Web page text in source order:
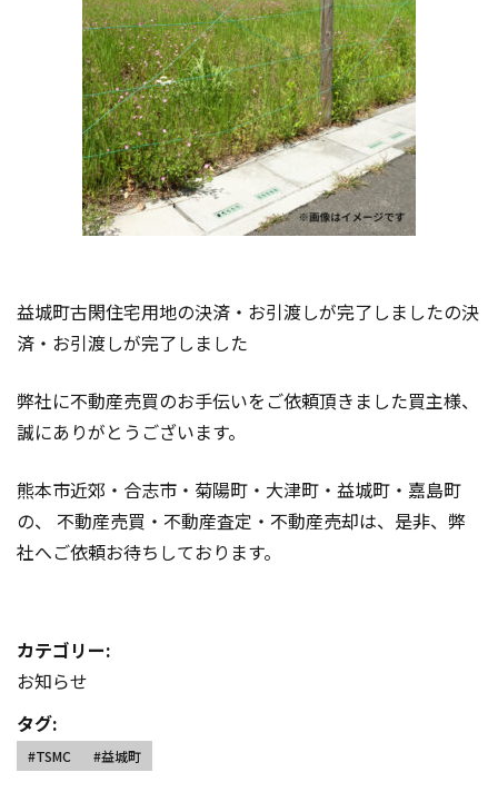
益城町古閑住宅用地の決済・お引渡しが完了しましたの決
済・お引渡しが完了しました
弊社に不動産売買のお手伝いをご依頼頂きました買主様、
誠にありがとうございます。
熊本市近郊・合志市・菊陽町・大津町・益城町・嘉島町
の、 不動産売買・不動産査定・不動産売却は、是非、弊
社へご依頼お待ちしております。
カテゴリー:
お知らせ
タグ:
#TSMC #益城町